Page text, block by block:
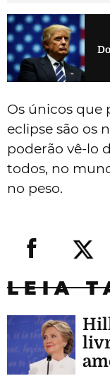
Os únicos que
eclipse são os
poderão vê-lo
todos, no
no peso.
LEIA